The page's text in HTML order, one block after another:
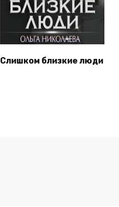
Слишком близкие люди